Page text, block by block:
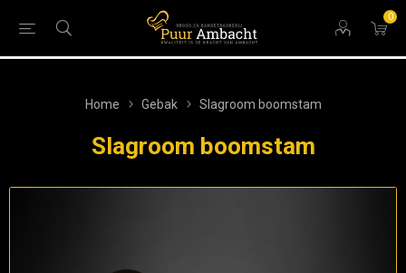
0
Home Gebak Slagroom boomstam
Slagroom boomstam